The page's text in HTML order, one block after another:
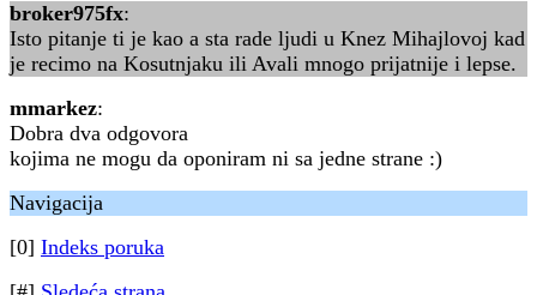
broker975fx:
Isto pitanje ti je kao a sta rade ljudi u Knez Mihajlovoj kad
je recimo na Kosutnjaku ili Avali mnogo prijatnije i lepse.
mmarkez:
Dobra dva odgovora
kojima ne mogu da oponiram ni sa jedne strane :)
Navigacija
[0] Indeks poruka